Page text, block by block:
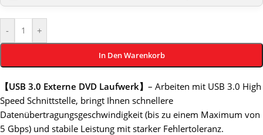
- +
In Den Warenkorb
【USB 3.0 Externe DVD Laufwerk】 – Arbeiten mit USB 3.0 High
Speed Schnittstelle, bringt Ihnen schnellere
Datenübertragungsgeschwindigkeit (bis zu einem Maximum von
5 Gbps) und stabile Leistung mit starker Fehlertoleranz.